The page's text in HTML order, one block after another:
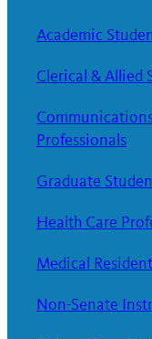
Academic
Clerical & Allied
Professionals
Graduate
Health Care
Medical
Non-Senate